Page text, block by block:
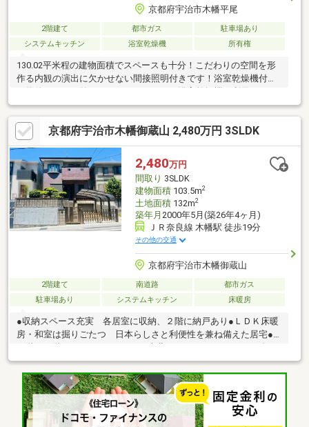
京都府宇治市木幡平尾
2階建て 都市ガス
駐車場あり
システムキッチン
浴室乾燥機 所有権
130.02平米程の建物面積でスペースも十分！こだわりの空間を形
作る内観の演出に欠かせない間接照明付きです！浴室乾燥機付き
スルームに干せば効率よくカラッと乾きます！利便性の高い間口
10m以上の広々空間です！5LDKの物件で、開放感のある生活を送
る事ができます！設備も充実で、快適な生活を送る事のできる、
中古の戸建て物件！顔が見える安心のTVインターホン付きです
(*^_^*)
京都府宇治市木幡御蔵山 2,480万円 3SLDK
2,480万円
間取り 3SLDK
建物面積103.5m2
土地面積132m2
築年月 2000年5月(築26年4ヶ月)
ＪＲ奈良線 木幡駅 徒歩19分
その他の交通
京都府宇治市木幡御蔵山
2階建て 南道路
都市ガス
駐車場あり
システムキッチン 床暖房
●収納スペース充実 各居室に収納、２階に納戸あり●ＬＤＫ床暖
房・和室は掘りごたつ 日本らしさと利便性を兼ね備えた居宅●
り 洗濯物がたくさん干せます